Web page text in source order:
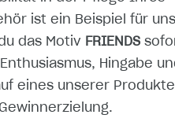
ist ein Beispiel für
das Motiv FRIENDS
Hingabe
eines unserer